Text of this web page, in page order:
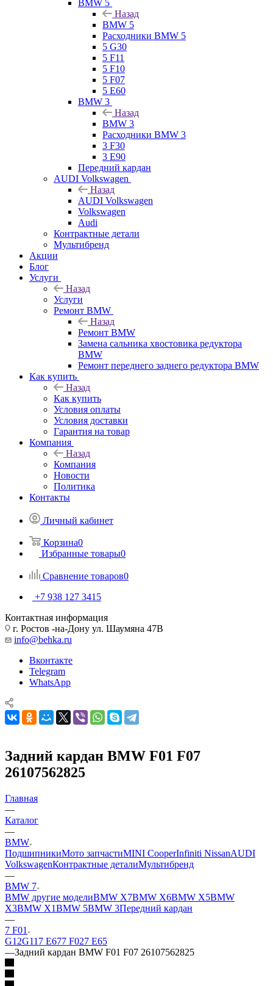
BMW 5
Назад
BMW 5
Расходники BMW 5
5 G30
5 F11
5 F10
5 F07
5 E60
BMW 3
Назад
BMW 3
Расходники BMW 3
3 F30
3 E90
Передний кардан
AUDI Volkswagen
Назад
AUDI Volkswagen
Volkswagen
Audi
Контрактные детали
Мультибренд
Акции
Блог
Услуги
Назад
Услуги
Ремонт BMW
Назад
Ремонт BMW
Замена сальника хвостовика редуктора
BMW
Ремонт переднего заднего редуктора BMW
Как купить
Назад
Как купить
Условия оплаты
Условия доставки
Гарантия на товар
Компания
Назад
Компания
Новости
Политика
Контакты
Личный кабинет
Корзина0
Избранные товары0
Сравнение товаров0
+7 938 127 3415
Контактная информация
г. Ростов -на-Дону ул. Шаумяна 47В
info@behka.ru
Вконтакте
Telegram
WhatsApp
Задний кардан BMW F01 F07
26107562825
Главная
—
Каталог
—
BMW
ПодшипникиМото запчастиMINI CooperInfiniti NissanAUDI
VolkswagenКонтрактные деталиМультибренд
—
BMW 7
BMW другие моделиBMW X7BMW X6BMW X5BMW
X3BMW X1BMW 5BMW 3Передний кардан
—
7 F01
G12G11 7 Е677 F027 E65
—Задний кардан BMW F01 F07 26107562825